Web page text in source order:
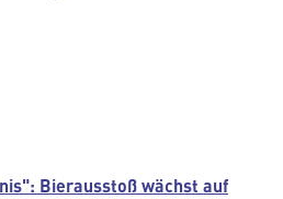
Bierausstoß wächst auf